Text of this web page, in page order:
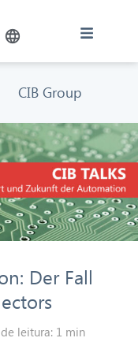
CIB Group
Der Fall
leitura: 1 min